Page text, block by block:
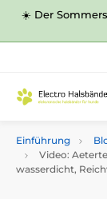
☀️ Der
Einführung
Video:
wasserdicht,